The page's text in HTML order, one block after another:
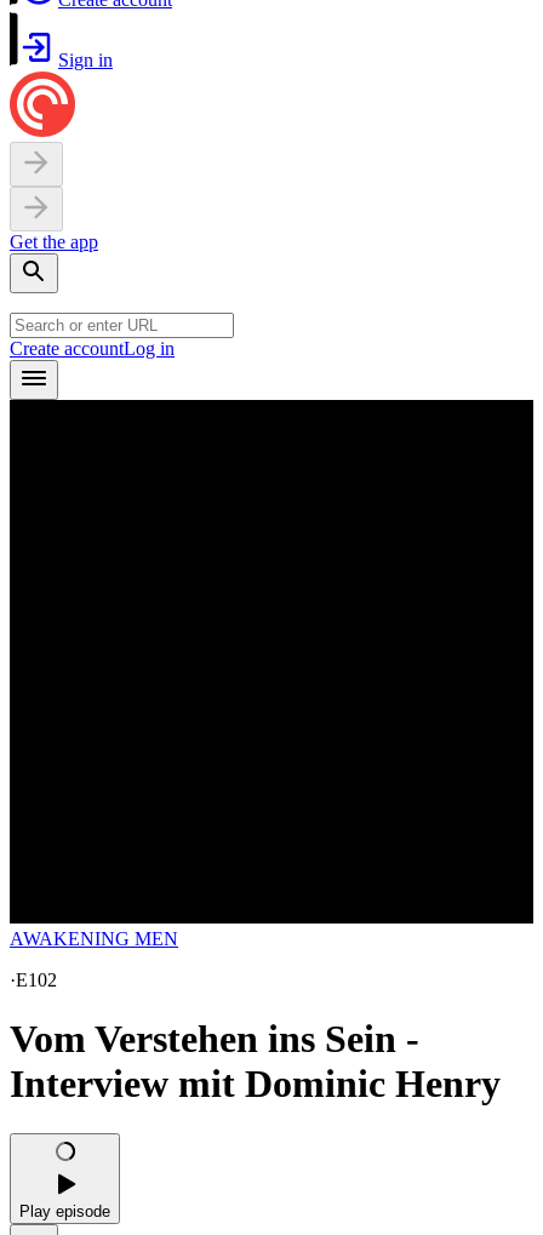
Sign in
Get the app
Create accountLog in
AWAKENING MEN
·E102
Vom Verstehen ins Sein -
Interview mit Dominic Henry
Play episode